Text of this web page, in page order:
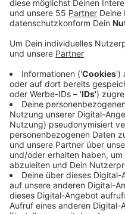
Der Spielplan für die
Uerdingen steht fest.
August mit einem
sind die Sportfreunde
erfolgt am
Bereits eine Woche
erste Auswärtsspiel an.
Sonsbeck an.
Vor dem Ligastart wartet